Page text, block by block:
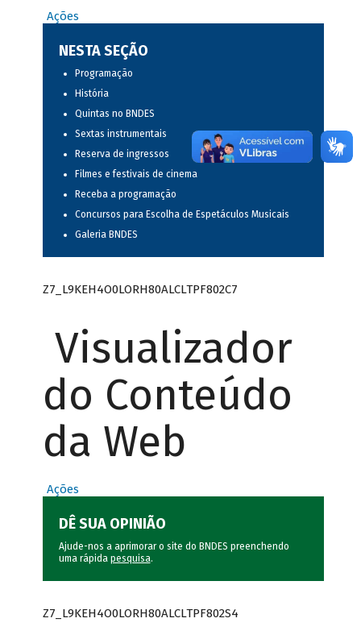
Ações
NESTA SEÇÃO
Programação
História
Quintas no BNDES
Sextas instrumentais
Reserva de ingressos
Filmes e festivais de cinema
Receba a programação
Concursos para Escolha de Espetáculos Musicais
Galeria BNDES
Z7_L9KEH4O0LORH80ALCLTPF802C7
Visualizador
do Conteúdo
da Web
Ações
DÊ SUA OPINIÃO
Ajude-nos a aprimorar o site do BNDES preenchendo
uma rápida pesquisa.
Z7_L9KEH4O0LORH80ALCLTPF802S4